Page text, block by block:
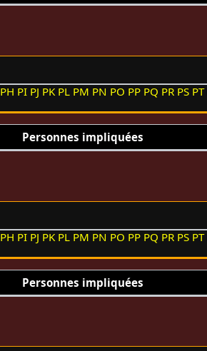
PH PI PJ PK PL PM PN PO PP PQ PR PS PT
Personnes impliquées
PH PI PJ PK PL PM PN PO PP PQ PR PS PT
Personnes impliquées